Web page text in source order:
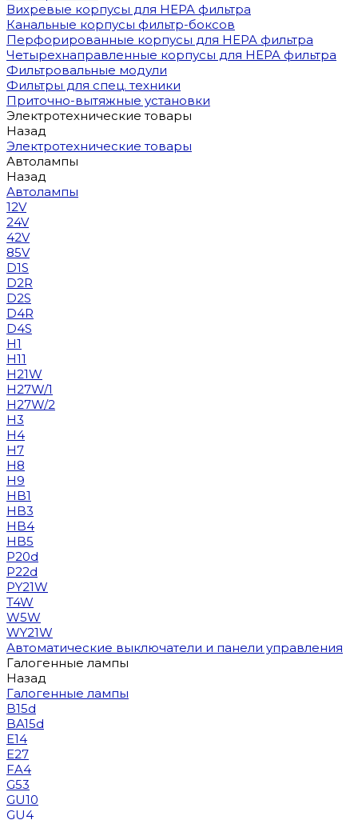
Вихревые корпусы для HEPA фильтра
Канальные корпусы фильтр-боксов
Перфорированные корпусы для HEPA фильтра
Четырехнаправленные корпусы для HEPA фильтра
Фильтровальные модули
Фильтры для спец. техники
Приточно-вытяжные установки
Электротехнические товары
Назад
Электротехнические товары
Автолампы
Назад
Автолампы
12V
24V
42V
85V
D1S
D2R
D2S
D4R
D4S
H1
H11
H21W
H27W/1
H27W/2
H3
H4
H7
H8
H9
HB1
HB3
HB4
HB5
P20d
P22d
PY21W
T4W
W5W
WY21W
Автоматические выключатели и панели управления
Галогенные лампы
Назад
Галогенные лампы
B15d
BA15d
E14
E27
FA4
G53
GU10
GU4